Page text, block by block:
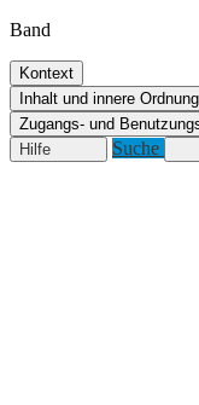
Band
Kontext
Inhalt und innere Ordnung
Zugangs- und
Hilfe
Suche